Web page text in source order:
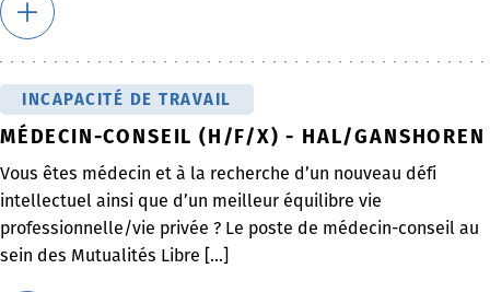
INCAPACITÉ DE TRAVAIL
MÉDECIN-CONSEIL (H/F/X) - HAL/GANSHOREN
Vous êtes médecin et à la recherche d’un nouveau défi
intellectuel ainsi que d’un meilleur équilibre vie
professionnelle/vie privée ? Le poste de médecin-conseil au
sein des Mutualités Libre [...]